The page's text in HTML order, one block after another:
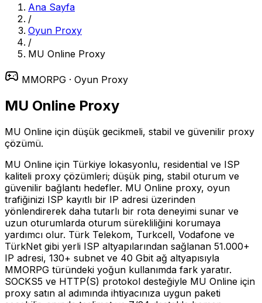
Ana Sayfa
/
Oyun Proxy
/
MU Online Proxy
MMORPG · Oyun Proxy
MU Online Proxy
MU Online için düşük gecikmeli, stabil ve güvenilir proxy
çözümü.
MU Online için Türkiye lokasyonlu, residential ve ISP
kaliteli proxy çözümleri; düşük ping, stabil oturum ve
güvenilir bağlantı hedefler. MU Online proxy, oyun
trafiğinizi ISP kayıtlı bir IP adresi üzerinden
yönlendirerek daha tutarlı bir rota deneyimi sunar ve
uzun oturumlarda oturum sürekliliğini korumaya
yardımcı olur. Türk Telekom, Turkcell, Vodafone ve
TürkNet gibi yerli ISP altyapılarından sağlanan 51.000+
IP adresi, 130+ subnet ve 40 Gbit ağ altyapısıyla
MMORPG türündeki yoğun kullanımda fark yaratır.
SOCKS5 ve HTTP(S) protokol desteğiyle MU Online için
proxy satın al adımında ihtiyacınıza uygun paketi